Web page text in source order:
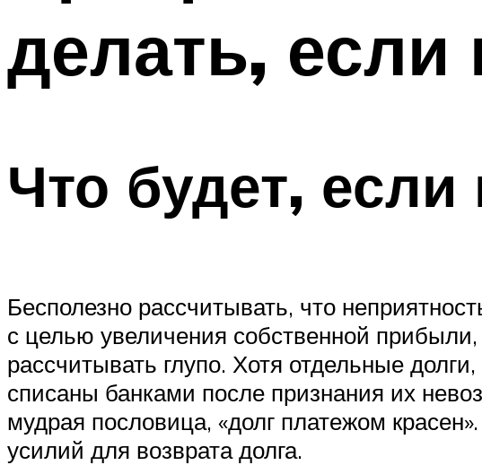
делать, если
Что будет, если
Бесполезно рассчитывать, что
с целью увеличения собственной прибыли,
рассчитывать глупо. Хотя отдельные
списаны банками после признания их
мудрая пословица, «долг платежом
усилий для возврата долга.